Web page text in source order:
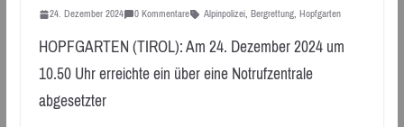
24. Dezember 2024 0 Kommentare Alpinpolizei, Bergrettung, Hopfgarten
HOPFGARTEN (TIROL): Am 24. Dezember 2024 um
10.50 Uhr erreichte ein über eine Notrufzentrale
abgesetzter